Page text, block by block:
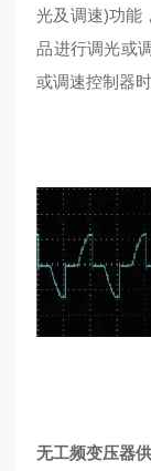
光及调速)功能
品进行调光或
或调速控制器
无工频变压器